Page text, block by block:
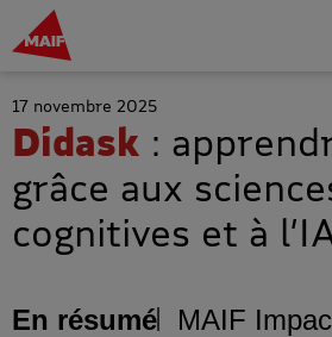
MAIF Entreprise - Allez à
17 novembre 2025
Didask :
grâce aux
cognitives et à
En résumé
MAIF